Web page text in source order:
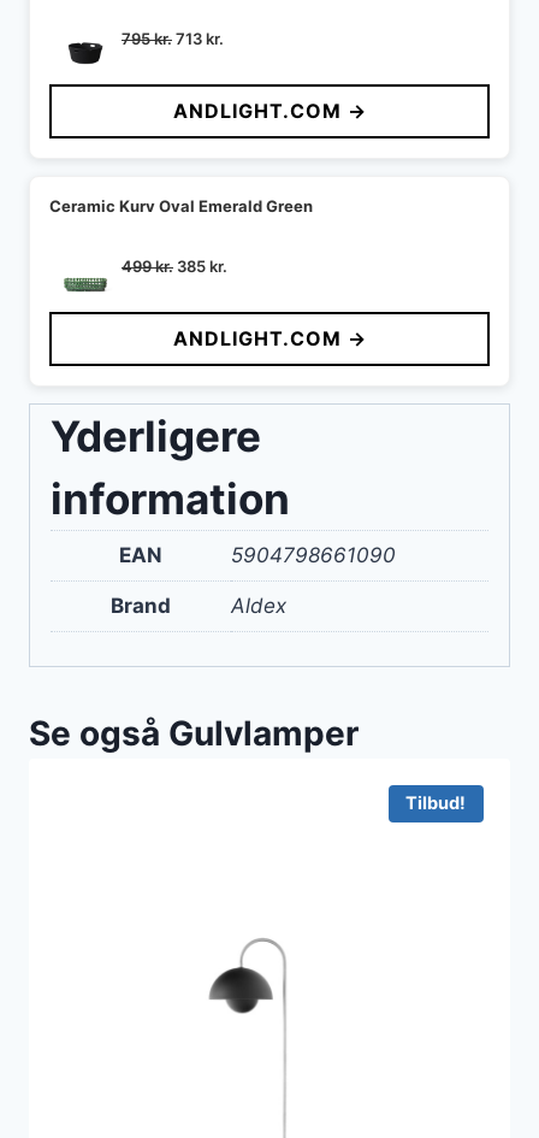
795kr.Den
pris
var:
795 kr..
713kr.
pris
er:
713 kr..
ANDLIGHT.COM →
Ceramic Kurv Oval Emerald Green
499kr. Den
pris
var:
499 kr..
385kr.
pris
er:
385 kr..
ANDLIGHT.COM →
Yderligere
information
EAN 5904798661090
Brand Aldex
Se også Gulvlamper
Tilbud!